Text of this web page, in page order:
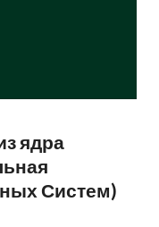
ядра
Систем)